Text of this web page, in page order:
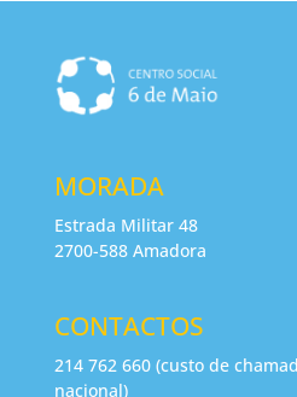
MORADA
Estrada Militar 48
2700-588 Amadora
CONTACTOS
214 762 660 (custo de
nacional)